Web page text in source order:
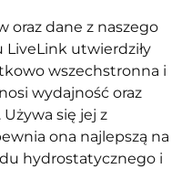
oraz dane z naszego
utwierdziły
wszechstronna i
wydajność oraz
się jej z
ona najlepszą na
hydrostatycznego i